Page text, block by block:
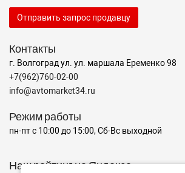
Отправить запрос продавцу
Контакты
г. Волгоград ул. ул. маршала Еременко 98
+7(962)760-02-00
info@avtomarket34.ru
Режим работы
пн-пт с 10:00 до 15:00, Сб-Вс выходной
Наш рейтинг на Яндексе